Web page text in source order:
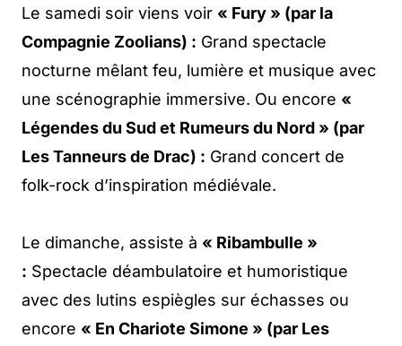
Le samedi soir viens voir « Fury » (par la
Compagnie Zoolians) : Grand spectacle
nocturne mêlant feu, lumière et musique avec
une scénographie immersive. Ou encore «
Légendes du Sud et Rumeurs du Nord » (par
Les Tanneurs de Drac) : Grand concert de
folk-rock d’inspiration médiévale.
Le dimanche, assiste à « Ribambulle »
: Spectacle déambulatoire et humoristique
avec des lutins espiègles sur échasses ou
encore « En Chariote Simone » (par Les